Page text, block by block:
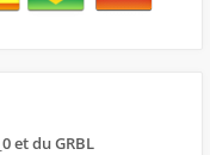
et du GRBL